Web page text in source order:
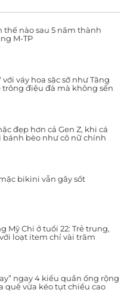
thế nào sau 5 năm thành
M-TP
váy hoa sặc sỡ như Tăng
trông điệu đà mà không sến
đẹp hơn cả Gen Z, khi cá
bèo như cô nữ chính
bikini vẫn gây sốt
Mỹ Chi ở tuổi 22: Trẻ trung,
loạt item chỉ vài trăm
ngay 4 kiểu quần ống rộng
quê vừa kéo tụt chiều cao